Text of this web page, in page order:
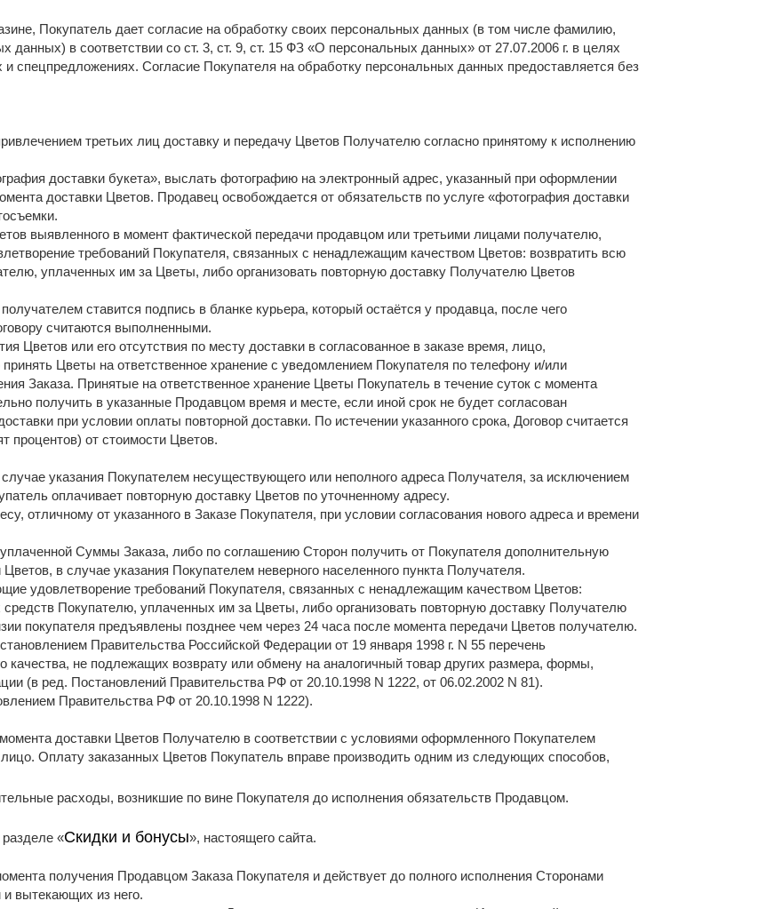
Покупатель дает согласие на обработку своих персональных данных (в том числе фамилию,
данных) в соответствии со ст. 3, ст. 9, ст. 15 ФЗ «О персональных данных» от 27.07.2006 г. в целях
спецпредложениях. Согласие Покупателя на обработку персональных данных предоставляется без
третьих лиц доставку и передачу Цветов Получателю согласно принятому к исполнению
доставки букета», выслать фотографию на электронный адрес, указанный при оформлении
доставки Цветов. Продавец освобождается от обязательств по услуге «фотография доставки
выявленного в момент фактической передачи продавцом или третьими лицами получателю,
требований Покупателя, связанных с ненадлежащим качеством Цветов: возвратить всю
уплаченных им за Цветы, либо организовать повторную доставку Получателю Цветов
ставится подпись в бланке курьера, который остаётся у продавца, после чего
считаются выполненными.
Цветов или его отсутствия по месту доставки в согласованное в заказе время, лицо,
Цветы на ответственное хранение с уведомлением Покупателя по телефону и/или
Заказа. Принятые на ответственное хранение Цветы Покупатель в течение суток с момента
получить в указанные Продавцом время и месте, если иной срок не будет согласован
при условии оплаты повторной доставки. По истечении указанного срока, Договор считается
процентов) от стоимости Цветов.
указания Покупателем несуществующего или неполного адреса Получателя, за исключением
оплачивает повторную доставку Цветов по уточненному адресу.
отличному от указанного в Заказе Покупателя, при условии согласования нового адреса и времени
уплаченной Суммы Заказа, либо по соглашению Сторон получить от Покупателя дополнительную
в случае указания Покупателем неверного населенного пункта Получателя.
удовлетворение требований Покупателя, связанных с ненадлежащим качеством Цветов:
Покупателю, уплаченных им за Цветы, либо организовать повторную доставку Получателю
покупателя предъявлены позднее чем через 24 часа после момента передачи Цветов получателю.
Правительства Российской Федерации от 19 января 1998 г. N 55 перечень
качества, не подлежащих возврату или обмену на аналогичный товар других размера, формы,
(в ред. Постановлений Правительства РФ от 20.10.1998 N 1222, от 06.02.2002 N 81).
Правительства РФ от 20.10.1998 N 1222).
доставки Цветов Получателю в соответствии с условиями оформленного Покупателем
Оплату заказанных Цветов Покупатель вправе производить одним из следующих способов,
расходы, возникшие по вине Покупателя до исполнения обязательств Продавцом.
«Скидки и бонусы», настоящего сайта.
получения Продавцом Заказа Покупателя и действует до полного исполнения Сторонами
вытекающих из него.